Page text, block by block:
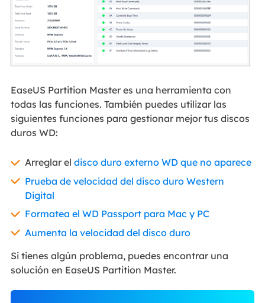
EaseUS Partition Master es una herramienta con
todas las funciones. También puedes utilizar las
siguientes funciones para gestionar mejor tus discos
duros WD:
Arreglar el disco duro externo WD que no aparece
Prueba de velocidad del disco duro Western
Digital
Formatea el WD Passport para Mac y PC
Aumenta la velocidad del disco duro
Si tienes algún problema, puedes encontrar una
solución en EaseUS Partition Master.